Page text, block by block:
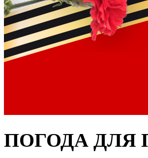
ПОГОДА ДЛЯ